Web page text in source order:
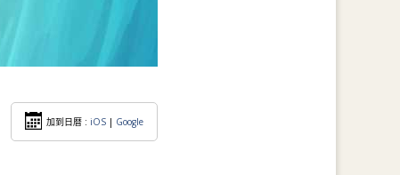
加到日暦 : iOS | Google